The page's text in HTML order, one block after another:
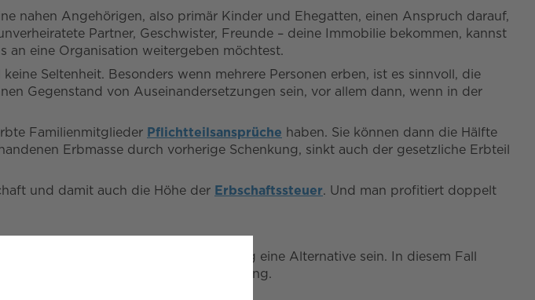
nahen Angehörigen, also primär Kinder und Ehegatten, einen Anspruch darauf,
Partner, Geschwister, Freunde – deine Immobilie bekommen, kannst
an eine Organisation weitergeben möchtest.
Seltenheit. Besonders wenn mehrere Personen erben, ist es sinnvoll, die
Gegenstand von Auseinandersetzungen sein, vor allem dann, wenn in der
Familienmitglieder Pflichtteilsansprüche haben. Sie können dann die Hälfte
Erbmasse durch vorherige Schenkung, sinkt auch der gesetzliche Erbteil
und damit auch die Höhe der Erbschaftssteuer. Und man profitiert doppelt
möchtest, kann eine Überlassung eine Alternative sein. In diesem Fall
festen zeitlichen Rahmen zur Nutzung.